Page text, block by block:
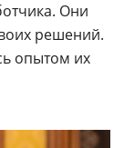
Они
решений.
опытом их